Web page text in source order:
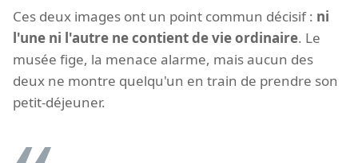
Ces deux images ont un point commun décisif : ni
l'une ni l'autre ne contient de vie ordinaire. Le
musée fige, la menace alarme, mais aucun des
deux ne montre quelqu'un en train de prendre son
petit-déjeuner.